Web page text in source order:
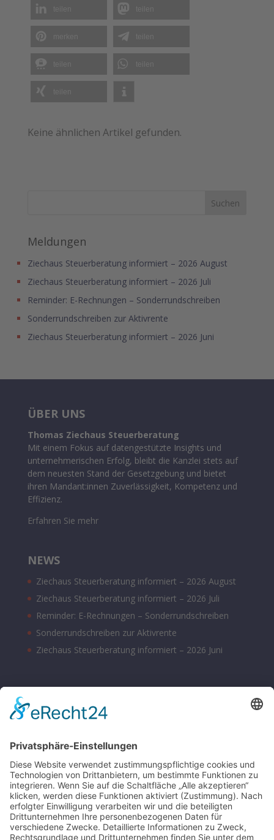
Keine ähnlichen Artikel gefunden.
Meldungen
Ziechaus Steuerberatung informiert – 2026 August
Ziechaus Steuerberatung informiert – 2026 Juli
Reminder: E-Rechnungen – Sonderrundschreiben
Sonderrundschreiben zur Aktivrente
Ziechaus Steuerberatung informiert – 2026 Juni
ÜBER UNS
Thomas Ziechaus Steuerberatung
Mit einem Fokus auf datengestützte Insights und
unternehmerischen Erfolg, bleibt die Kanzlei stets auf
dem neuesten Stand der Gesetzgebung und bietet
ihren Mandant:innen Zuverlässigkeit, Kompetenz und
Effizienz.
Erfahren Sie mehr
NEWS
Ziechaus Steuerberatung informiert – 2026 August
Ziechaus Steuerberatung informiert – 2026 Juli
Reminder: E-Rechnungen – Sonderrundschreiben
Sonderrundschreiben zur Aktivrente
Ziechaus Steuerberatung informiert – 2026 Juni
Montag – Donnerstag 08:00 – 17:00 Uhr
Samstag nach Vereinbarung
Parkplätze sind hinter dem Bürohaus vorhanden.
SONSTIGE
Kontakt